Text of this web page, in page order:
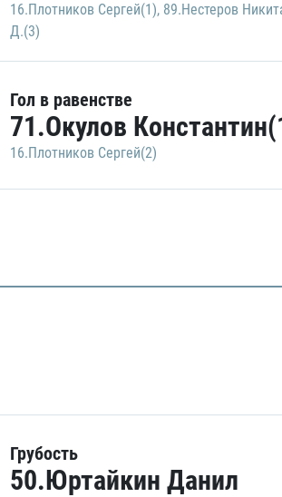
16.Плотников Сергей(1), 89.Нестеров
Д.(3)
Гол в равенстве
71.Окулов
16.Плотников Сергей(2)
Грубость
50.Юртайкин Данил